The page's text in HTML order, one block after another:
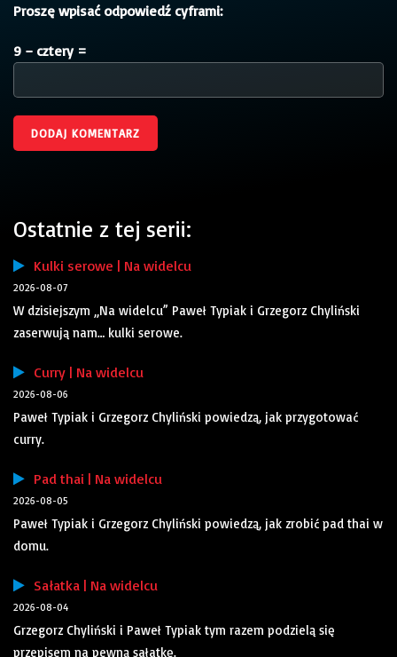
Proszę wpisać odpowiedź cyframi:
9 − cztery =
Ostatnie z tej serii:
Kulki serowe | Na widelcu
2026-08-07
W dzisiejszym „Na widelcu” Paweł Typiak i Grzegorz Chyliński
zaserwują nam… kulki serowe.
Curry | Na widelcu
2026-08-06
Paweł Typiak i Grzegorz Chyliński powiedzą, jak przygotować
curry.
Pad thai | Na widelcu
2026-08-05
Paweł Typiak i Grzegorz Chyliński powiedzą, jak zrobić pad thai w
domu.
Sałatka | Na widelcu
2026-08-04
Grzegorz Chyliński i Paweł Typiak tym razem podzielą się
przepisem na pewną sałatkę.